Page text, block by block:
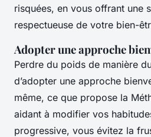
risquées, en vous offrant une
respectueuse de votre bien-
Adopter une approche
Perdre du poids de manière
d’adopter une approche
même, ce que propose la
aidant à modifier vos
progressive, vous évitez la